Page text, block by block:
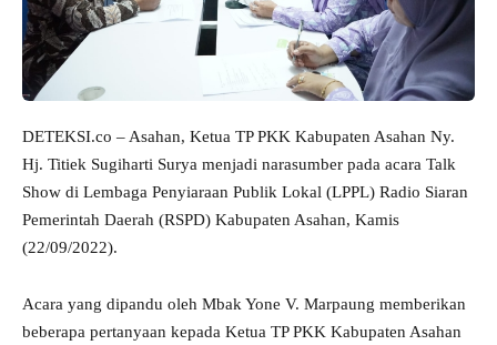
DETEKSI.co – Asahan, Ketua TP PKK Kabupaten Asahan Ny.
Hj. Titiek Sugiharti Surya menjadi narasumber pada acara Talk
Show di Lembaga Penyiaraan Publik Lokal (LPPL) Radio Siaran
Pemerintah Daerah (RSPD) Kabupaten Asahan, Kamis
(22/09/2022).
Acara yang dipandu oleh Mbak Yone V. Marpaung memberikan
beberapa pertanyaan kepada Ketua TP PKK Kabupaten Asahan